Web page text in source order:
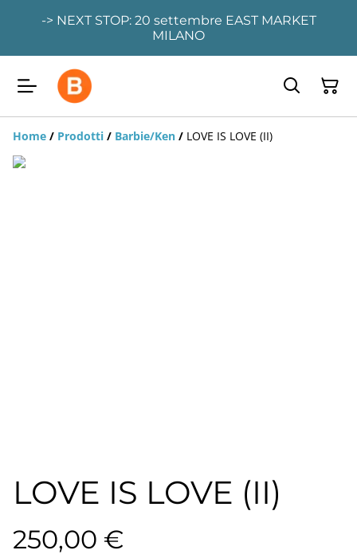
-> NEXT STOP: 20 settembre EAST MARKET
MILANO
Home / Prodotti / Barbie/Ken / LOVE IS LOVE (II)
LOVE IS LOVE (II)
250,00 €